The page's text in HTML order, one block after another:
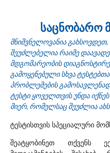
საცნობარო
მნიშვნელოვანია
შეუძლებელია რაიმე
მდგომარეობის
გამოყენებული სხვა
პრობლემების
ტესტი ყოველთვის უნდა
მიერ, რომელსაც შეუძლია
ტესტისთვის სპეციალური
შეატყობინეთ თქვენს